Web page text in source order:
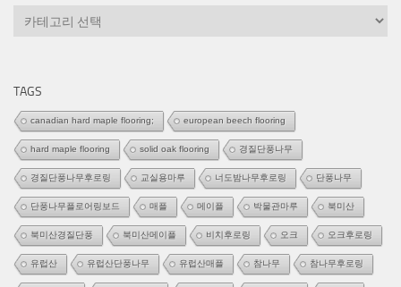
카
TAGS
canadian hard maple flooring; european beech flooring
hard maple flooring solid oak flooring 경질단풍나무
경질단풍나무후로링 교실용마루 너도밤나무후로링 단풍나무
단풍나무플로어링보드 매플 메이플 박물관마루 북미산
북미산경질단풍 북미산메이플 비치후로링 오크 오크후로링
유럽산 유럽산단풍나무 유럽산매플 참나무 참나무후로링